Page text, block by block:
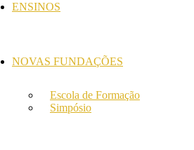
ENSINOS
NOVAS FUNDAÇÕES
Escola de Formação
Simpósio